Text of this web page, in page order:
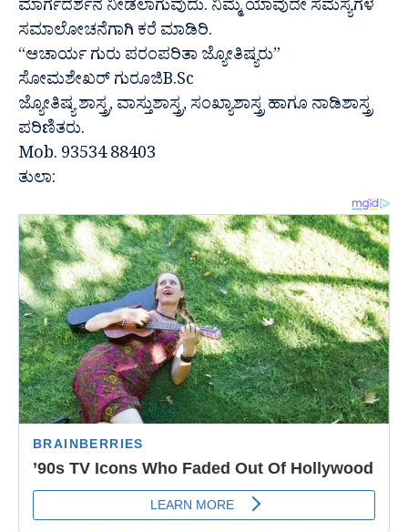
ಮಾರ್ಗದರ್ಶನ ನೀಡಲಾಗುವುದು. ನಿಮ್ಮ ಯಾವುದೇ ಸಮಸ್ಯೆಗಳ
ಸಮಾಲೋಚನೆಗಾಗಿ ಕರೆ ಮಾಡಿರಿ.
“ಆಚಾರ್ಯ ಗುರು ಪರಂಪರಿತಾ ಜ್ಯೋತಿಷ್ಯರು”
ಸೋಮಶೇಖರ್ ಗುರೂಜಿB.Sc
ಜ್ಯೋತಿಷ್ಯ ಶಾಸ್ತ್ರ, ವಾಸ್ತುಶಾಸ್ತ್ರ, ಸಂಖ್ಯಾಶಾಸ್ತ್ರ ಹಾಗೂ ನಾಡಿಶಾಸ್ತ್ರ
ಪರಿಣಿತರು.
Mob. 93534 88403
ತುಲಾ: